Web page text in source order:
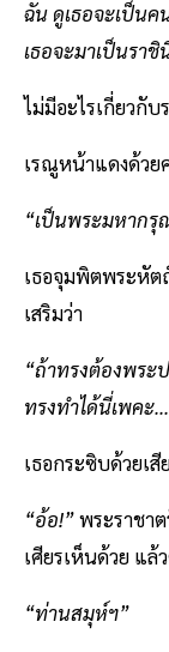
ฉัน ดูเธอจะเป็นค
เธอจะมาเป็นรา
ไม่มีอะไรเกี่ยวกั
เรณูหน้าแดงด้วย
“เป็นพระมหาก
เธอจุมพิตพระหัต
เสริมว่า
“ถ้าทรงต้องพระ
ทรงทำได้นี่เพคะ
เธอกระซิบด้วยเ
“อ้อ!”พระราชา
เศียรเห็นด้วย แล้
“ท่านสมุห์ฯ”